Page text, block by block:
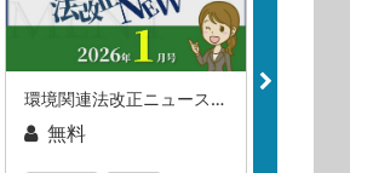
環境関連法改正ニュース_2026年1月号
無料